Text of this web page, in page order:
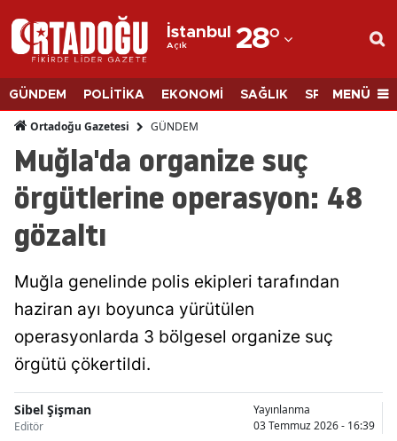
İstanbul
Açık 28°
Adana
Adıyaman
Afyonkarahisar
Ağrı
Amasya
Antalya
Artvin
Aydın
GÜNDEM POLİTİKA EKONOMİ SAĞLIK SPORMENÜ
Ortadoğu Gazetesi GÜNDEM
Muğla'da organize suç
örgütlerine operasyon: 48
gözaltı
Muğla genelinde polis ekipleri tarafından
haziran ayı boyunca yürütülen
operasyonlarda 3 bölgesel organize suç
örgütü çökertildi.
Sibel Şişman
Editör
Yayınlanma
03 Temmuz 2026 - 16:39